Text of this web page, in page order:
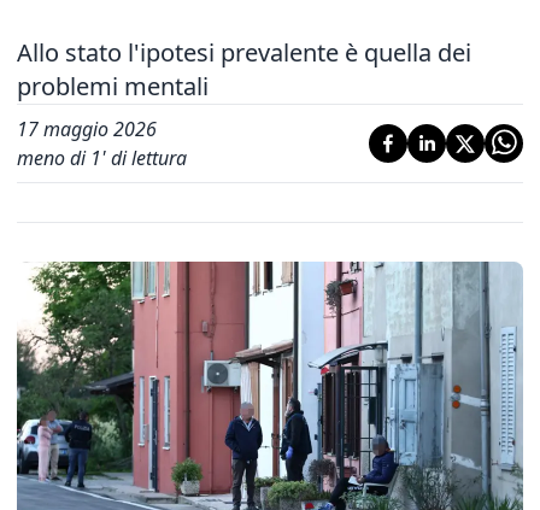
Allo stato l'ipotesi prevalente è quella dei
problemi mentali
17 maggio 2026
meno di 1' di lettura